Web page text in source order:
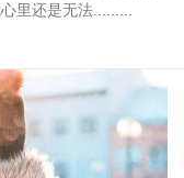
里还是无法.........